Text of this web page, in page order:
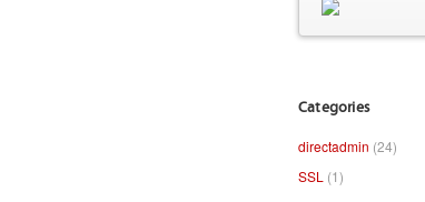
Categories
directadmin (24)
SSL (1)